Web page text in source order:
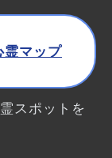
霊マップ
スポットを